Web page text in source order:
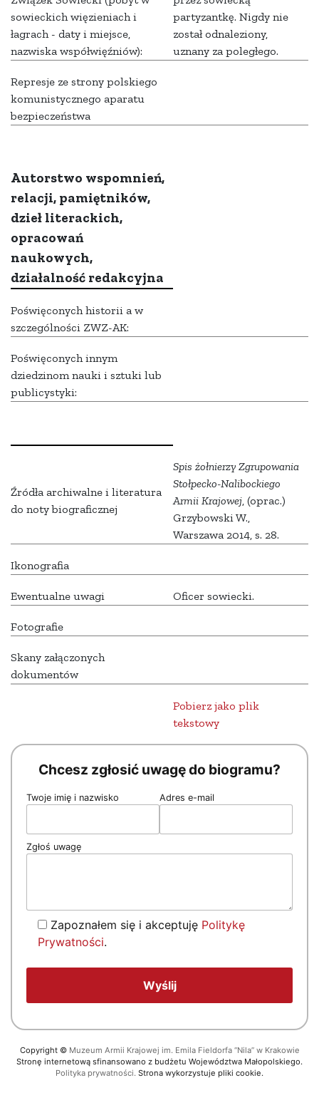
sowieckich więzieniach i
łagrach - daty i miejsce,
nazwiska współwięźniów):
partyzantkę. Nigdy nie
został odnaleziony,
uznany za poległego.
Represje ze strony polskiego
komunistycznego aparatu
bezpieczeństwa
Autorstwo wspomnień,
relacji, pamiętników,
dzieł literackich,
opracowań
naukowych,
działalność redakcyjna
Poświęconych historii a w
szczególności ZWZ-AK:
Poświęconych innym
dziedzinom nauki i sztuki lub
publicystyki:
Źródła archiwalne i literatura
do noty biograficznej
Spis żołnierzy Zgrupowania
Stołpecko-Nalibockiego
Armii Krajowej, (oprac.)
Grzybowski W.,
Warszawa 2014, s. 28.
Ikonografia
Ewentualne uwagi Oficer sowiecki.
Fotografie
Skany załączonych
dokumentów
Pobierz jako plik
tekstowy
Chcesz zgłosić uwagę do biogramu?
Twoje imię i nazwisko Adres e-mail
Zgłoś uwagę
Zapoznałem się i akceptuję Politykę
Prywatności.
Copyright © Muzeum Armii Krajowej im. Emila Fieldorfa “Nila” w Krakowie
Stronę internetową sfinansowano z budżetu Województwa Małopolskiego.
Polityka prywatności. Strona wykorzystuje pliki cookie.